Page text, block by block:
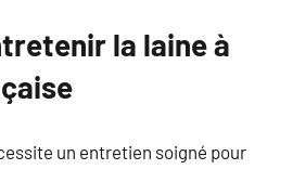
la laine à
un entretien soigné pour